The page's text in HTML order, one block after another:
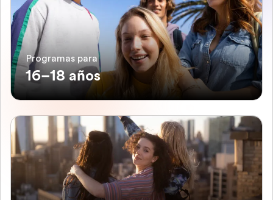
Programas para
16–18 años